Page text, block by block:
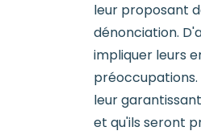
leur proposant
dénonciation.
impliquer leurs
leur
et qu'ils seront